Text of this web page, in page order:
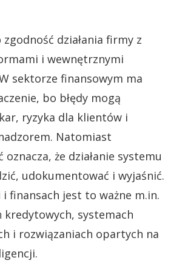
działania firmy z
i wewnętrznymi
sektorze finansowym ma
bo błędy mogą
ryzyka dla klientów i
Natomiast
że działanie systemu
udokumentować i wyjaśnić.
finansach jest to ważne m.in.
kredytowych, systemach
i rozwiązaniach opartych na